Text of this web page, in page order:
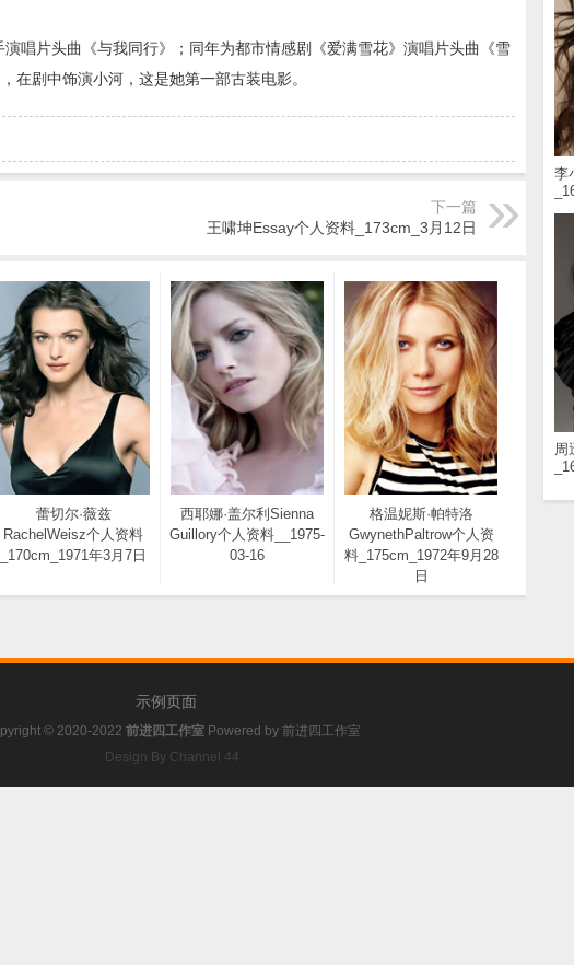
李
周
唱片头曲《与我同行》；同年为都市情感剧《爱满雪花》演唱片头曲《雪
在剧中饰演小河，这是她第一部古装电影。
下一篇
王啸坤Essay个人资料_173cm_3月12日
蕾切尔·薇兹
RachelWeisz个人资料
_170cm_1971年3月7日
西耶娜·盖尔利Sienna
Guillory个人资料__1975-
03-16
格温妮斯·帕特洛
GwynethPaltrow个人资
料_175cm_1972年9月28
日
示例页面
© 2020-2022 前进四工作室 Powered by 前进四工作室
Design By Channel 44